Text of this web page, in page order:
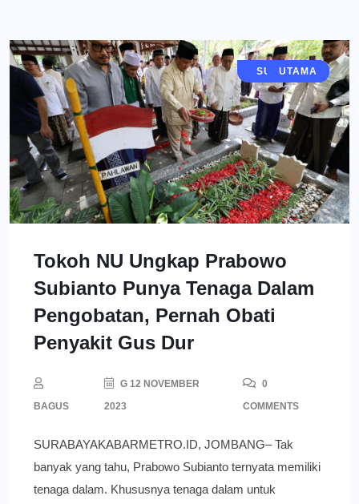
BERITA
JAWA TIMUR
POLITIK
SURABAYA
UTAMA
Tokoh NU Ungkap Prabowo
Subianto Punya Tenaga Dalam
Pengobatan, Pernah Obati
Penyakit Gus Dur
BAGUS
G 12 NOVEMBER
2023
0
COMMENTS
SURABAYAKABARMETRO.ID, JOMBANG– Tak
banyak yang tahu, Prabowo Subianto ternyata memiliki
tenaga dalam. Khususnya tenaga dalam untuk